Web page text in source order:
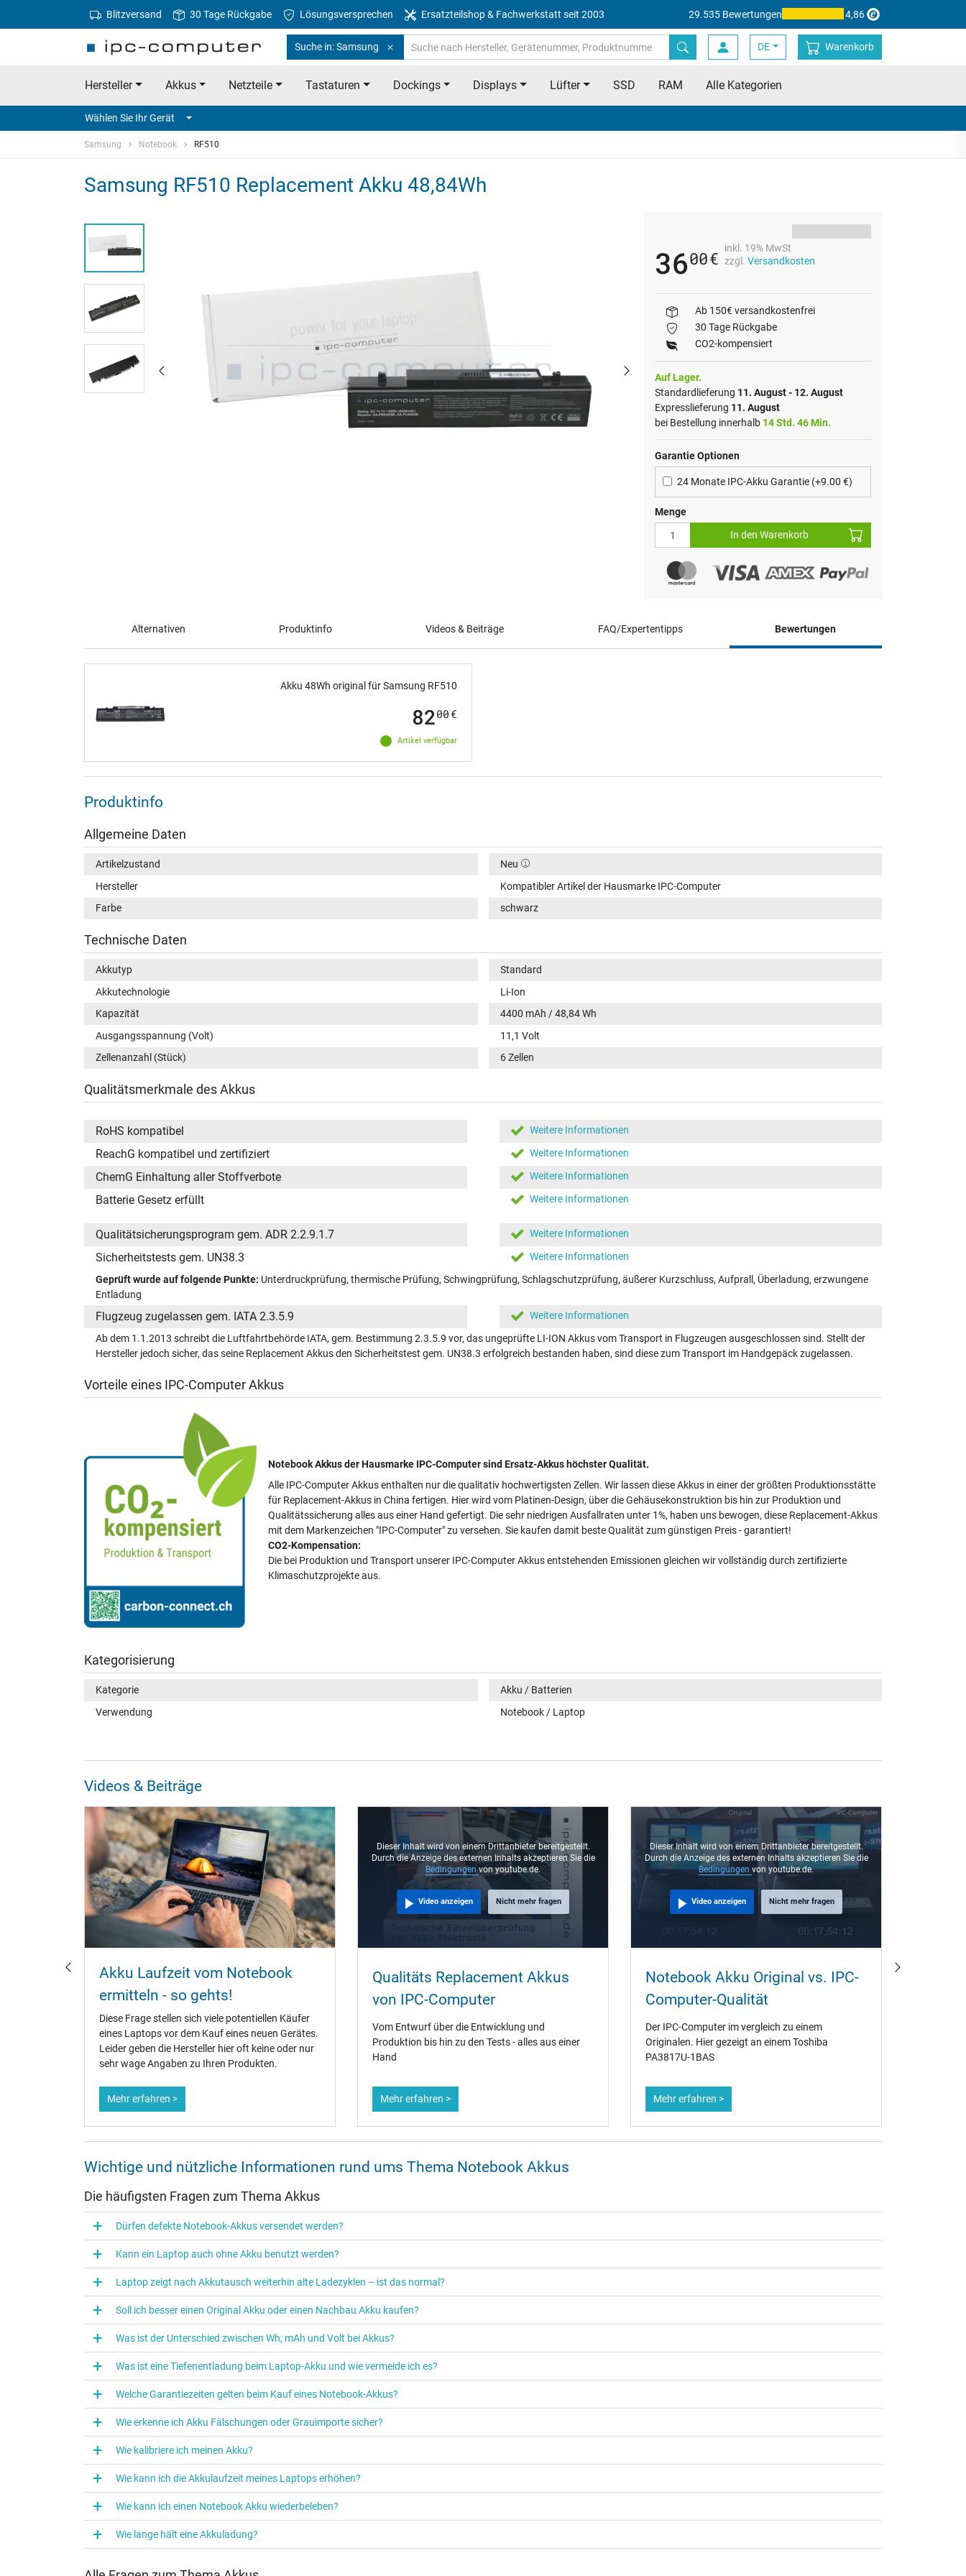
Blitzversand 30 Tage Rückgabe Lösungsversprechen Ersatzteilshop & Fachwerkstatt seit 2003 29.535 Bewertungen 4,86
Suche in: Samsung DE Warenkorb
Hersteller Akkus Netzteile Tastaturen Dockings Displays Lüfter SSD RAM Alle Kategorien
Wählen Sie Ihr Gerät
Samsung Notebook RF510
Samsung RF510 Replacement Akku 48,84Wh
3600€
inkl. 19% MwSt
zzgl. Versandkosten
Ab 150€ versandkostenfrei
30 Tage Rückgabe
CO2-kompensiert
Auf Lager.
Standardlieferung 11. August - 12. August
Expresslieferung 11. August
bei Bestellung innerhalb 14 Std. 46 Min.
Garantie Optionen
24 Monate IPC-Akku Garantie (+9.00 €)
Menge
In den Warenkorb
Alternativen Produktinfo Videos & Beiträge FAQ/Expertentipps Bewertungen
Akku 48Wh original für Samsung RF510
Artikel verfügbar
8200 €
Produktinfo
Allgemeine Daten
Artikelzustand
Neu
Hersteller
Kompatibler Artikel der Hausmarke IPC-Computer
Farbe
schwarz
Technische Daten
Akkutyp
Standard
Akkutechnologie
Li-Ion
Kapazität
4400 mAh / 48,84 Wh
Ausgangsspannung (Volt)
11,1 Volt
Zellenanzahl (Stück)
6 Zellen
Qualitätsmerkmale des Akkus
RoHS kompatibel Weitere Informationen
ReachG kompatibel und zertifiziert Weitere Informationen
ChemG Einhaltung aller Stoffverbote Weitere Informationen
Batterie Gesetz erfüllt Weitere Informationen
Qualitätsicherungsprogram gem. ADR 2.2.9.1.7 Weitere Informationen
Sicherheitstests gem. UN38.3
Weitere Informationen
Geprüft wurde auf folgende Punkte: Unterdruckprüfung, thermische Prüfung, Schwingprüfung, Schlagschutzprüfung, äußerer Kurzschluss, Aufprall, Überladung, erzwungene
Entladung
Flugzeug zugelassen gem. IATA 2.3.5.9
Weitere Informationen
Ab dem 1.1.2013 schreibt die Luftfahrtbehörde IATA, gem. Bestimmung 2.3.5.9 vor, das ungeprüfte LI-ION Akkus vom Transport in Flugzeugen ausgeschlossen sind. Stellt der
Hersteller jedoch sicher, das seine Replacement Akkus den Sicherheitstest gem. UN38.3 erfolgreich bestanden haben, sind diese zum Transport im Handgepäck zugelassen.
Vorteile eines IPC-Computer Akkus
Notebook Akkus der Hausmarke IPC-Computer sind Ersatz-Akkus höchster Qualität.
Alle IPC-Computer Akkus enthalten nur die qualitativ hochwertigsten Zellen. Wir lassen diese Akkus in einer der größten Produktionsstätte
für Replacement-Akkus in China fertigen. Hier wird vom Platinen-Design, über die Gehäusekonstruktion bis hin zur Produktion und
Qualitätssicherung alles aus einer Hand gefertigt. Die sehr niedrigen Ausfallraten unter 1%, haben uns bewogen, diese Replacement-Akkus
mit dem Markenzeichen "IPC-Computer" zu versehen. Sie kaufen damit beste Qualität zum günstigen Preis - garantiert!
CO2-Kompensation:
Die bei Produktion und Transport unserer IPC-Computer Akkus entstehenden Emissionen gleichen wir vollständig durch zertifizierte
Klimaschutzprojekte aus.
Kategorisierung
Kategorie
Akku / Batterien
Verwendung
Notebook / Laptop
Videos & Beiträge
Akku Laufzeit vom Notebook
ermitteln - so gehts!
Diese Frage stellen sich viele potentiellen Käufer
eines Laptops vor dem Kauf eines neuen Gerätes.
Leider geben die Hersteller hier oft keine oder nur
sehr wage Angaben zu Ihren Produkten.
Mehr erfahren >
Dieser Inhalt wird von einem Drittanbieter bereitgestellt.
Durch die Anzeige des externen Inhalts akzeptieren Sie die
Bedingungenvon youtube.de.
Video anzeigen Nicht mehr fragen
Qualitäts Replacement Akkus
von IPC-Computer
Vom Entwurf über die Entwicklung und
Produktion bis hin zu den Tests - alles aus einer
Hand
Mehr erfahren >
Dieser Inhalt wird von einem Drittanbieter bereitgestellt.
Durch die Anzeige des externen Inhalts akzeptieren Sie die
Bedingungen von youtube.de.
Video anzeigen Nicht mehr fragen
Notebook Akku Original vs. IPC-
Computer-Qualität
Der IPC-Computer im vergleich zu einem
Originalen. Hier gezeigt an einem Toshiba
PA3817U-1BAS
Mehr erfahren >
Wichtige und nützliche Informationen rund ums Thema Notebook Akkus
Die häufigsten Fragen zum Thema Akkus
Dürfen defekte Notebook-Akkus versendet werden?
Kann ein Laptop auch ohne Akku benutzt werden?
Laptop zeigt nach Akkutausch weiterhin alte Ladezyklen – ist das normal?
Soll ich besser einen Original Akku oder einen Nachbau Akku kaufen?
Was ist der Unterschied zwischen Wh, mAh und Volt bei Akkus?
Was ist eine Tiefenentladung beim Laptop‑Akku und wie vermeide ich es?
Welche Garantiezeiten gelten beim Kauf eines Notebook-Akkus?
Wie erkenne ich Akku Fälschungen oder Grauimporte sicher?
Wie kalibriere ich meinen Akku?
Wie kann ich die Akkulaufzeit meines Laptops erhöhen?
Wie kann ich einen Notebook Akku wiederbeleben?
Wie lange hält eine Akkuladung?